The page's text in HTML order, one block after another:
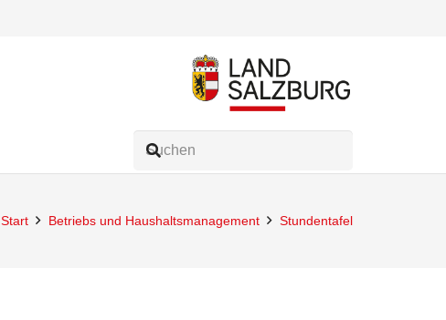
Start Betriebs und Haushaltsmanagement Stundentafel